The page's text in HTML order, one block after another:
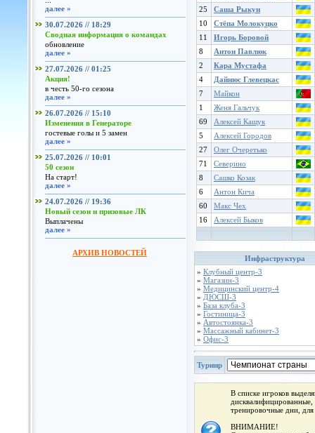
далее »
30.07.2026 // 18:29
Сводная информация о командах
обновление
далее »
27.07.2026 // 01:25
Акция!
в честь 50-го сезона
далее »
26.07.2026 // 15:10
Изменения в Генераторе
гостевые голы и 5 замен
далее »
25.07.2026 // 10:01
50 сезон
На старт!
далее »
24.07.2026 // 19:36
Новый сезон и призовые ЛК
Выплачены
далее »
АРХИВ НОВОСТЕЙ
25
Саша Рыкун
10
Стёпа Молокуцко
11
Игорь Боровой
8
Антон Павлюк
2
Кара Мустафа
4
Дайнюс Глевецкас
7
Майкон
1
Женя Гальчук
69
Алексей Кащук
5
Алексей Городов
27
Олег Очеретько
71
Северино
8
Сашко Козак
6
Антон Кича
60
Макс Чех
16
Алексей Быков
Инфраструктура
» Клубный центр-3
» Магазин-3
» Медицинский центр-4
» ДЮСШ-3
» База клуба-3
» Гостиница-3
» Автостоянка-3
» Массажный кабинет-3
» Офис-3
Турнир
В списке игроков
тренировочные дни,
ВНИМАНИЕ!